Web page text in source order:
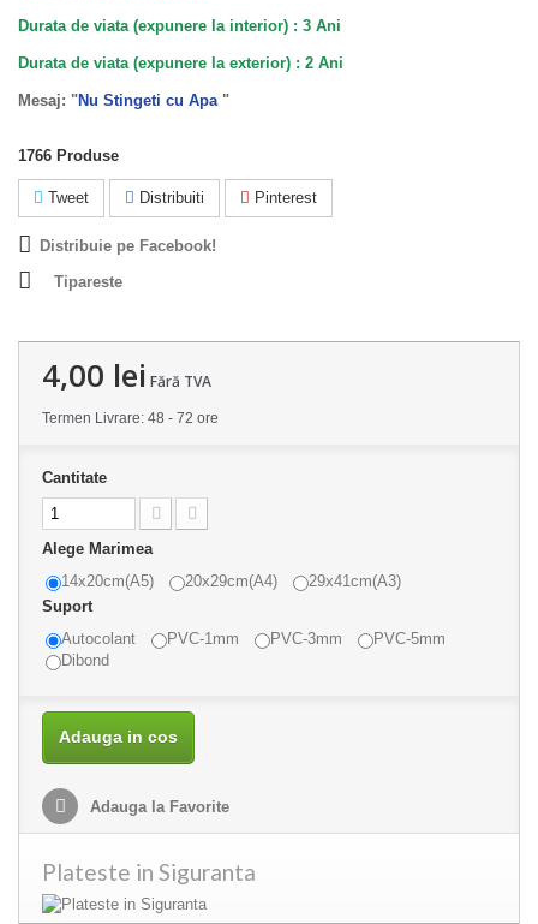
Durata de viata (expunere la interior) : 3 Ani
Durata de viata (expunere la exterior) : 2 Ani
Mesaj: "Nu Stingeti cu Apa "
1766 Produse
Tweet Distribuiti Pinterest
Distribuie pe Facebook!
Tipareste
4,00 lei Fără TVA
Termen Livrare: 48 - 72 ore
Cantitate
Alege Marimea
14x20cm(A5)
20x29cm(A4)
29x41cm(A3)
Suport
Autocolant
PVC-1mm PVC-3mm
PVC-5mm
Dibond
Adauga in cos
Adauga la Favorite
Plateste in Siguranta